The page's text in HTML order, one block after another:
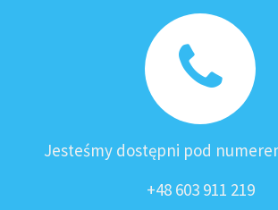
Jesteśmy dostępni pod
+48 603 911 219